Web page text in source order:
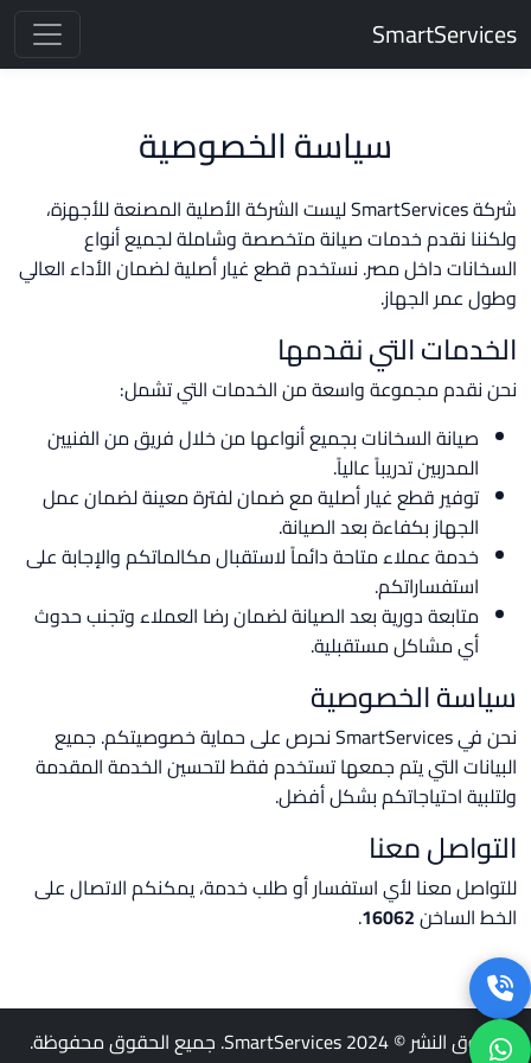
SmartServices
سياسة الخصوصية
شركة SmartServices ليست الشركة الأصلية المصنعة للأجهزة،
ولكننا نقدم خدمات صيانة متخصصة وشاملة لجميع أنواع
السخانات داخل مصر. نستخدم قطع غيار أصلية لضمان الأداء العالي
وطول عمر الجهاز.
الخدمات التي نقدمها
نحن نقدم مجموعة واسعة من الخدمات التي تشمل:
صيانة السخانات بجميع أنواعها من خلال فريق من الفنيين
المدربين تدريباً عالياً.
توفير قطع غيار أصلية مع ضمان لفترة معينة لضمان عمل
الجهاز بكفاءة بعد الصيانة.
خدمة عملاء متاحة دائماً لاستقبال مكالماتكم والإجابة على
استفساراتكم.
متابعة دورية بعد الصيانة لضمان رضا العملاء وتجنب حدوث
أي مشاكل مستقبلية.
سياسة الخصوصية
نحن في SmartServices نحرص على حماية خصوصيتكم. جميع
البيانات التي يتم جمعها تستخدم فقط لتحسين الخدمة المقدمة
ولتلبية احتياجاتكم بشكل أفضل.
التواصل معنا
للتواصل معنا لأي استفسار أو طلب خدمة، يمكنكم الاتصال على
الخط الساخن16062
.
حقوق النشر © 2024 SmartServices. جميع الحقوق محفوظة.